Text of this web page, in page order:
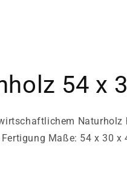
54 x
Naturholz
Maße: 54 x 30 x